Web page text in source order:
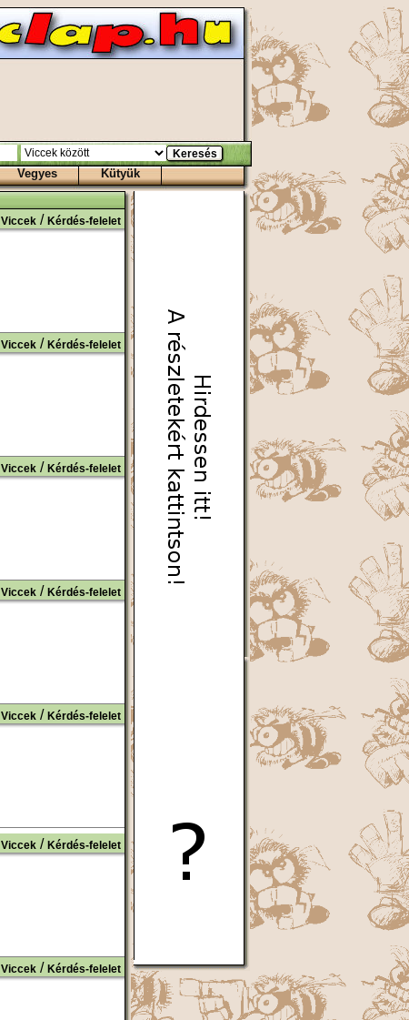
Vegyes Kütyük
Viccek/ Kérdés-felelet
Viccek/ Kérdés-felelet
Viccek/ Kérdés-felelet
Viccek/ Kérdés-felelet
Viccek/ Kérdés-felelet
Viccek/ Kérdés-felelet
Viccek/ Kérdés-felelet